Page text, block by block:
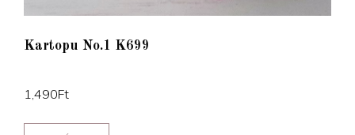
Kartopu No.1 K699
1,490Ft